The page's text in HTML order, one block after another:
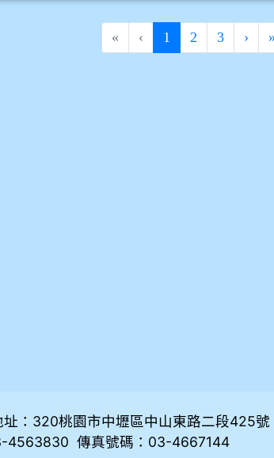
« ‹ 1 (current)
2 3 › »
：320桃園市中壢區中山東路二段425號
4563830 傳真號碼：03-4667144